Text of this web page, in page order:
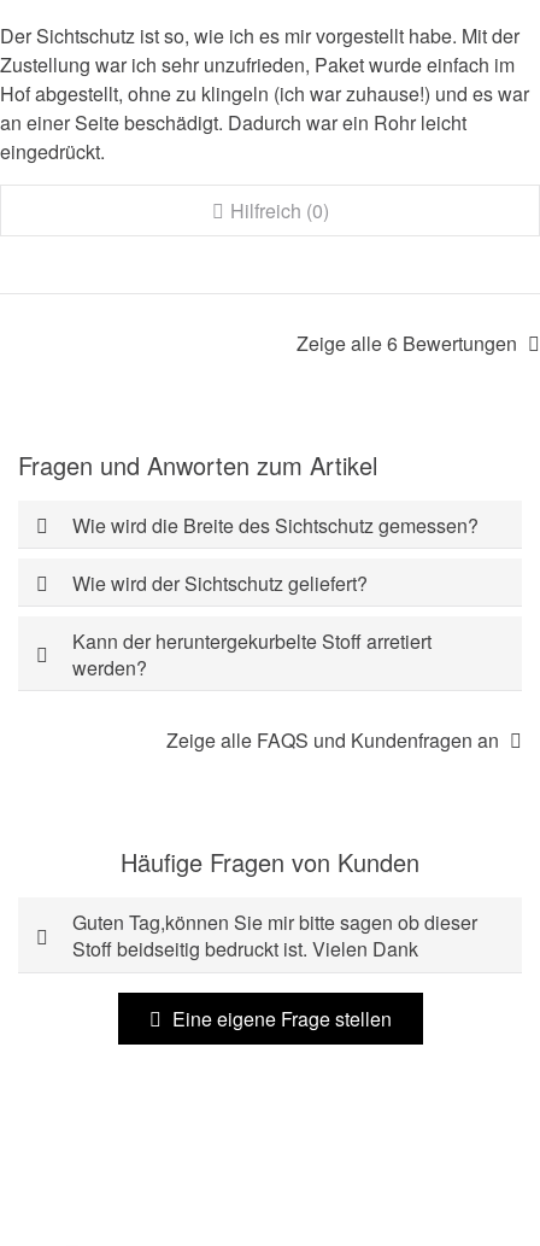
Der Sichtschutz ist so, wie ich es mir vorgestellt habe. Mit der
Zustellung war ich sehr unzufrieden, Paket wurde einfach im
Hof abgestellt, ohne zu klingeln (ich war zuhause!) und es war
an einer Seite beschädigt. Dadurch war ein Rohr leicht
eingedrückt.
Hilfreich (0)
Zeige alle 6 Bewertungen
Fragen und Anworten zum Artikel
Wie wird die Breite des Sichtschutz gemessen?
Wie wird der Sichtschutz geliefert?
Kann der heruntergekurbelte Stoff arretiert
werden?
Zeige alle FAQS und Kundenfragen an
Häufige Fragen von Kunden
Guten Tag,können Sie mir bitte sagen ob dieser
Stoff beidseitig bedruckt ist. Vielen Dank
Eine eigene Frage stellen